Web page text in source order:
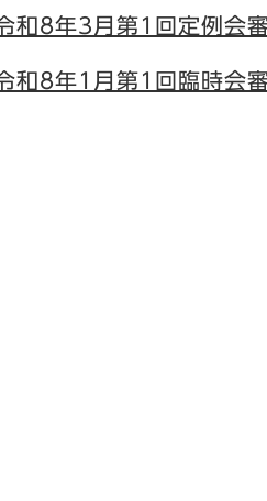
和8年3月第1回定例会
和8年1月第1回臨時会